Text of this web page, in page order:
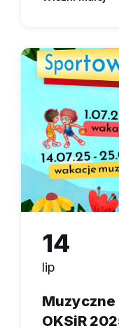
14
lip
Muzyczne
OKSiR